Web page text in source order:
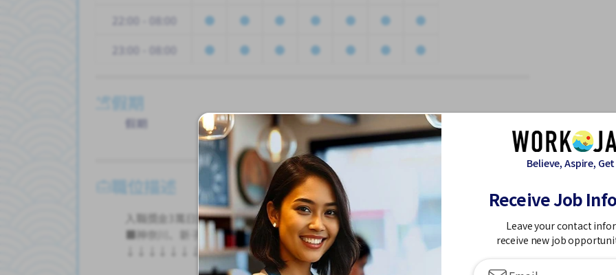
22:00 - 08:00
23:00 - 08:00
假期
假期
帶薪休假
其他
職位描述
入職獎金3萬日圓！
■神奈川、新子安、川崎、鶴見、橫濱、相模原、平塚招聘
↓↓↓↓↓↓↓↓↓↓↓↓↓↓↓↓↓↓↓↓↓↓↓↓↓↓↓↓
Believe, Aspire,
Receive Job
Leave your contact
receive new job